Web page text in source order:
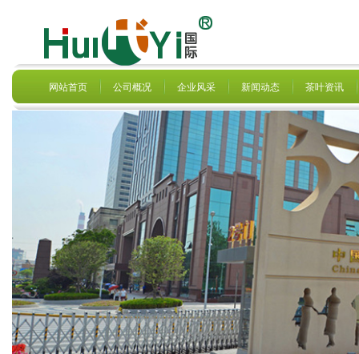
网站首页 公司概况 企业风采 新闻动态 茶叶资讯